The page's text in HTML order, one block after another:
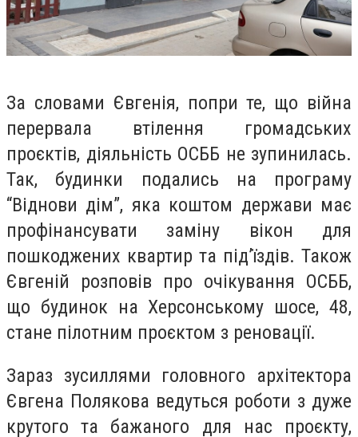
За словами Євгенія, попри те, що війна
перервала втілення громадських
проєктів, діяльність ОСББ не зупинилась.
Так, будинки подались на програму
“Віднови дім”, яка коштом держави має
профінансувати заміну вікон для
пошкоджених квартир та під’їздів. Також
Євгеній розповів про очікування ОСББ,
що будинок на Херсонському шосе, 48,
стане пілотним проєктом з реновації.
Зараз зусиллями головного архітектора
Євгена Полякова ведуться роботи з дуже
крутого та бажаного для нас проєкту,